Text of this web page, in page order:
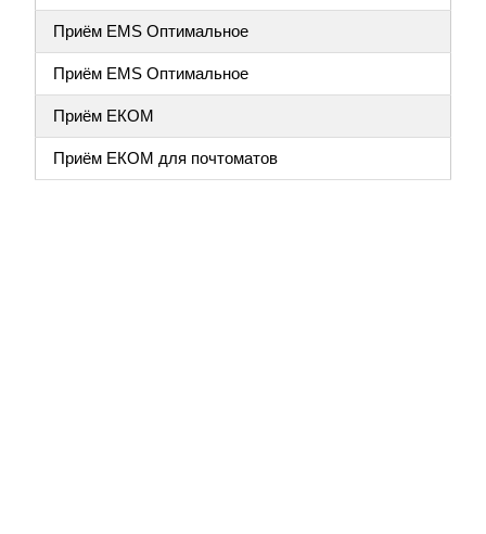
Приём EMS Оптимальное
Приём EMS Оптимальное
Приём ЕКОМ
Приём ЕКОМ для почтоматов